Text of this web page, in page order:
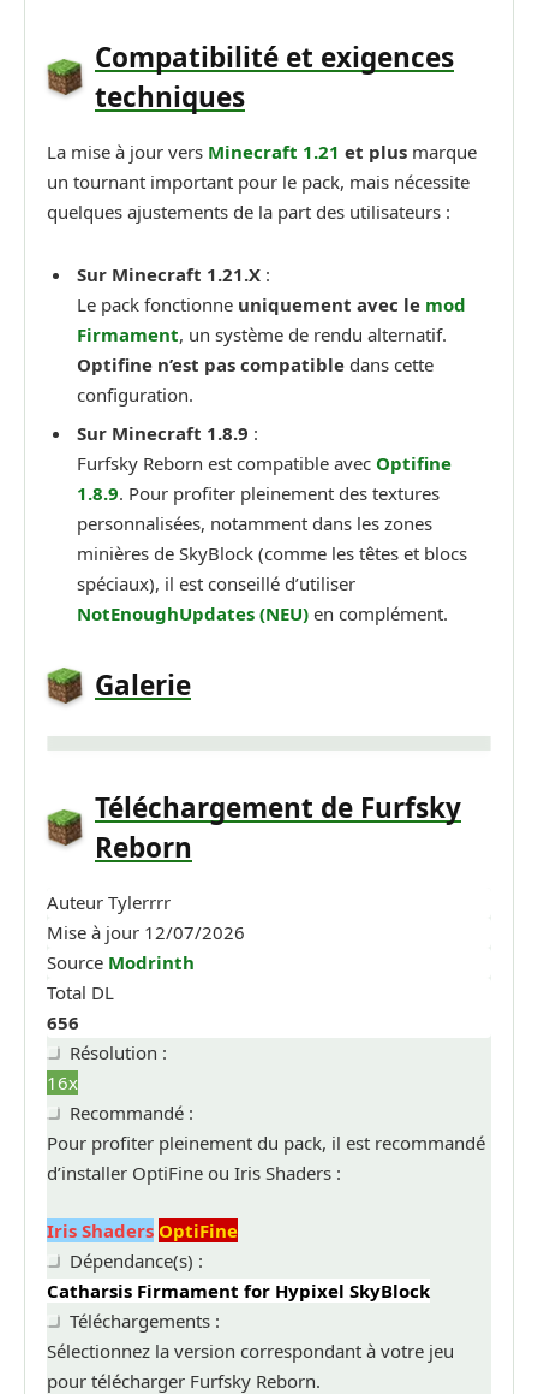
Compatibilité et exigences
techniques
La mise à jour vers Minecraft 1.21 et plus marque
un tournant important pour le pack, mais nécessite
quelques ajustements de la part des utilisateurs :
Sur Minecraft 1.21.X :
Le pack fonctionne uniquement avec le mod
Firmament, un système de rendu alternatif.
Optifine n’est pas compatible dans cette
configuration.
Sur Minecraft 1.8.9 :
Furfsky Reborn est compatible avec Optifine
1.8.9. Pour profiter pleinement des textures
personnalisées, notamment dans les zones
minières de SkyBlock (comme les têtes et blocs
spéciaux), il est conseillé d’utiliser
NotEnoughUpdates (NEU) en complément.
Galerie
Téléchargement de Furfsky
Reborn
Auteur Tylerrrr
Mise à jour 12/07/2026
Source Modrinth
Total DL
656
Résolution :
16x
Recommandé :
Pour profiter pleinement du pack, il est recommandé
d’installer OptiFine ou Iris Shaders :
Iris Shaders OptiFine
Dépendance(s) :
Catharsis Firmament for Hypixel SkyBlock
Téléchargements :
Sélectionnez la version correspondant à votre jeu
pour télécharger Furfsky Reborn.